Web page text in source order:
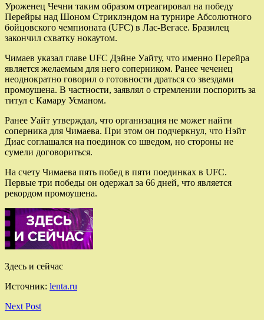
Уроженец Чечни таким образом отреагировал на победу
Перейры над Шоном Стриклэндом на турнире Абсолютного
бойцовского чемпионата (UFC) в Лас-Вегасе. Бразилец
закончил схватку нокаутом.
Чимаев указал главе UFC Дэйне Уайту, что именно Перейра
является желаемым для него соперником. Ранее чеченец
неоднократно говорил о готовности драться со звездами
промоушена. В частности, заявлял о стремлении поспорить за
титул с Камару Усманом.
Ранее Уайт утверждал, что организация не может найти
соперника для Чимаева. При этом он подчеркнул, что Нэйт
Диас соглашался на поединок со шведом, но стороны не
сумели договориться.
На счету Чимаева пять побед в пяти поединках в UFC.
Первые три победы он одержал за 66 дней, что является
рекордом промоушена.
Здесь и сейчас
Источник: lenta.ru
Next Post